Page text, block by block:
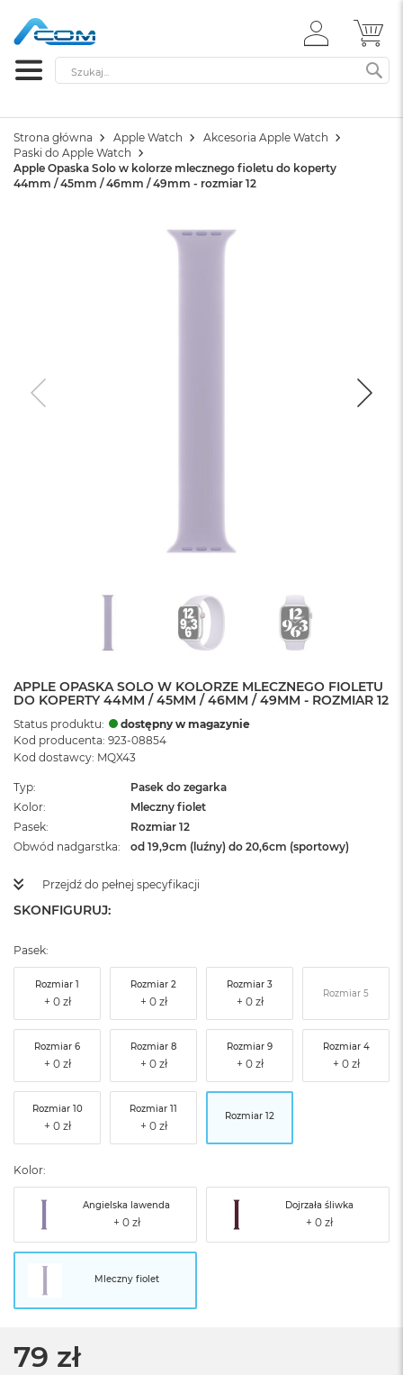
ZALOGUJ
SIĘ
Szukaj
Strona główna Apple Watch
Akcesoria Apple Watch
Paski do Apple Watch
Apple Opaska Solo w kolorze mlecznego fioletu do koperty
44mm / 45mm / 46mm / 49mm - rozmiar 12
APPLE OPASKA SOLO W KOLORZE MLECZNEGO FIOLETU
DO KOPERTY 44MM / 45MM / 46MM / 49MM - ROZMIAR 12
Status produktu:
dostępny w magazynie
Kod producenta: 923-08854
Kod dostawcy: MQX43
Typ
Pasek do zegarka
Kolor
Mleczny fiolet
Pasek
Rozmiar 12
Obwód nadgarstka
od 19,9cm (luźny) do 20,6cm (sportowy)
Przejdź do pełnej specyfikacji
SKONFIGURUJ:
Pasek:
Rozmiar 1 Rozmiar 2 Rozmiar 3
Rozmiar 5
Rozmiar 6 Rozmiar 8 Rozmiar 9 Rozmiar 4
Rozmiar 10 Rozmiar 11
Rozmiar 12
Kolor:
Angielska lawenda Dojrzała śliwka
Mleczny fiolet
79 zł